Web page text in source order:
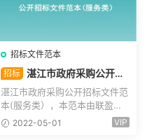
招标文件范本
招标 湛江市政府采购公开招
标文件范本(服务类）
湛江市政府采购公开招标文件范
本(服务类），本范本由联盈标
讯整理，免费提供给各位...
2022-05-01 VIP